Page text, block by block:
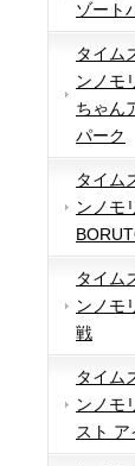
ゾート
タイム
ンノモ
ちゃん
パーク
タイム
ンノモ
タイム
ンノモ
戦
タイム
ンノモ
スト ア